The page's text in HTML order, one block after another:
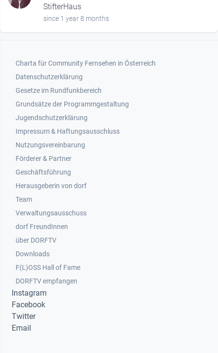
StifterHaus
since 1 year 8 months
Footer 1
Charta für Community Fernsehen in Österreich
Datenschutzerklärung
Gesetze im Rundfunkbereich
Grundsätze der Programmgestaltung
Jugendschutzerklärung
Impressum & Haftungsausschluss
Nutzungsvereinbarung
Footer 2
Förderer & Partner
Geschäftsführung
Herausgeberin von dorf
Team
Verwaltungsausschuss
dorf FreundInnen
Footer 3
über DORFTV
Downloads
F(L)OSS Hall of Fame
Footer 4
DORFTV empfangen
Instagram
Facebook
Twitter
Email